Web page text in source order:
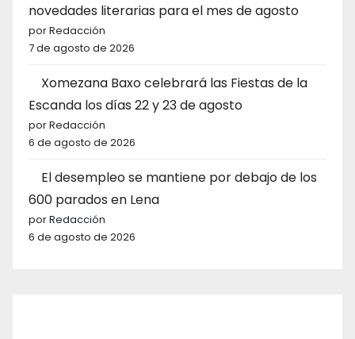
novedades literarias para el mes de agosto
por Redacción
7 de agosto de 2026
Xomezana Baxo celebrará las Fiestas de la
Escanda los días 22 y 23 de agosto
por Redacción
6 de agosto de 2026
El desempleo se mantiene por debajo de los
600 parados en Lena
por Redacción
6 de agosto de 2026